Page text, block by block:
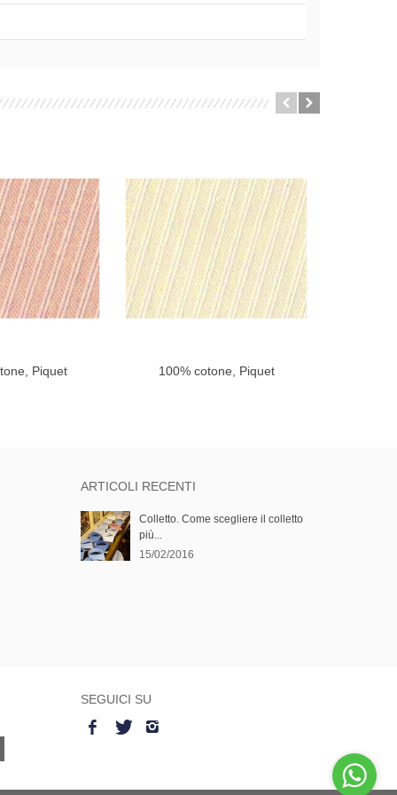
Piquet 100% cotone, Piquet
ARTICOLI RECENTI
Colletto. Come scegliere il colletto
più...
15/02/2016
SEGUICI SU